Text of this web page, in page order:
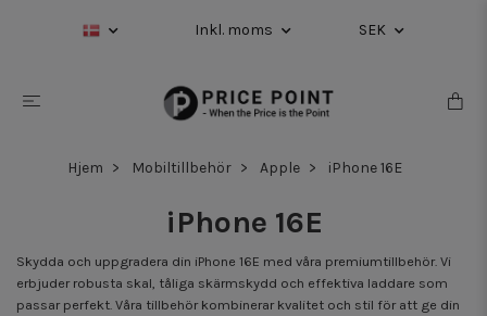
Inkl. moms SEK
Hjem Mobiltillbehör Apple iPhone 16E
iPhone 16E
Skydda och uppgradera din iPhone 16E med våra premiumtillbehör. Vi
erbjuder robusta skal, tåliga skärmskydd och effektiva laddare som
passar perfekt. Våra tillbehör kombinerar kvalitet och stil för att ge din